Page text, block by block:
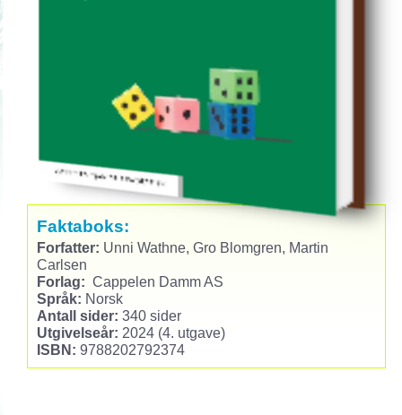
Faktaboks:
Forfatter: Unni Wathne, Gro Blomgren, Martin
Carlsen
Forlag: Cappelen Damm AS
Språk: Norsk
Antall sider: 340 sider
Utgivelseår: 2024 (4. utgave)
ISBN: 9788202792374